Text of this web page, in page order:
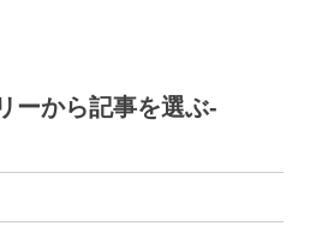
ーから記事を選ぶ-